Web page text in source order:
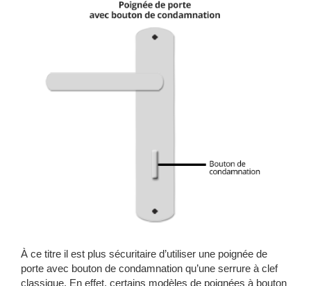
À ce titre il est plus sécuritaire d’utiliser une poignée de
porte avec bouton de condamnation qu’une serrure à clef
classique. En effet, certains modèles de poignées à bouton